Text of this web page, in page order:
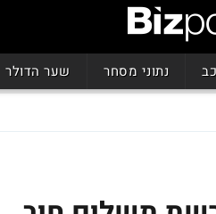
נתוני מסחר שער הדולר